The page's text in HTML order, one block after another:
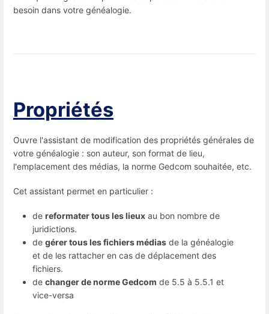
besoin dans votre généalogie.
Propriétés
Ouvre l'assistant de modification des propriétés générales de
votre généalogie : son auteur, son format de lieu,
l'emplacement des médias, la norme Gedcom souhaitée, etc.
Cet assistant permet en particulier :
de reformater tous les lieux au bon nombre de
juridictions.
de gérer tous les fichiers médias de la généalogie
et de les rattacher en cas de déplacement des
fichiers.
de changer de norme Gedcom de 5.5 à 5.5.1 et
vice-versa